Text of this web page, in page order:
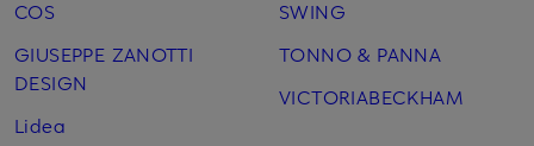
COS
GIUSEPPE ZANOTTI
DESIGN
Lidea
SWING
TONNO & PANNA
VICTORIABECKHAM